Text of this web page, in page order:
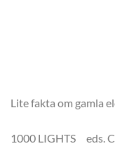
Lite fakta om gamla
1000 LIGHTS eds.